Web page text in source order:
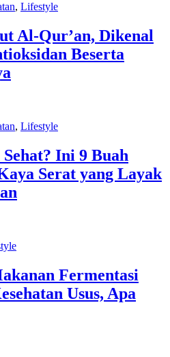
, Lifestyle
Al-Qur’an, Dikenal
Beserta
, Lifestyle
Ini 9 Buah
Serat yang Layak
Fermentasi
Usus, Apa